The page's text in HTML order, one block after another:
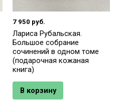
7 950 руб.
Лариса Рубальская.
Большое собрание
сочинений в одном томе
(подарочная кожаная
книга)
В корзину